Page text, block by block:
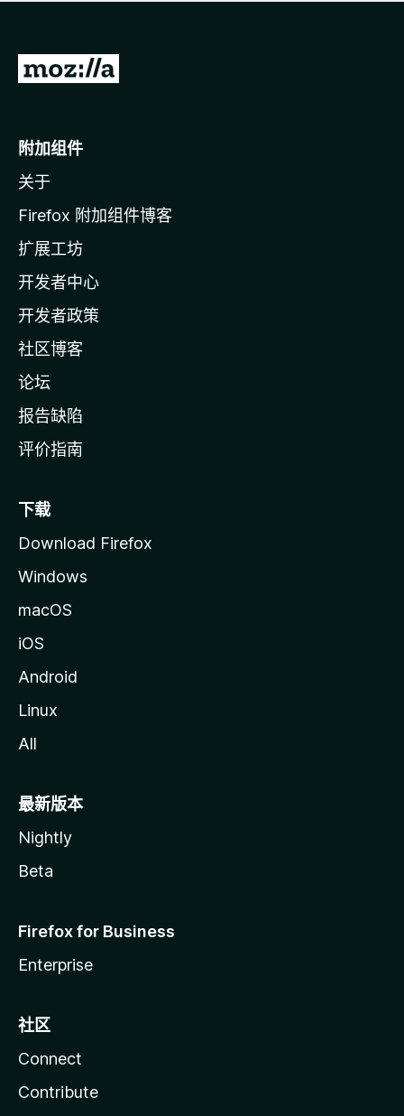
无
转
o
i
l
a
主
页
附加组件
关于
Firefox 附加组件博客
扩展工坊
开发者中心
开发者政策
社区博客
论坛
报告缺陷
评价指南
下载
Download Firefox
Windows
macOS
iOS
Android
Linux
All
最新版本
Nightly
Beta
Firefox for Business
Enterprise
社区
Connect
Contribute